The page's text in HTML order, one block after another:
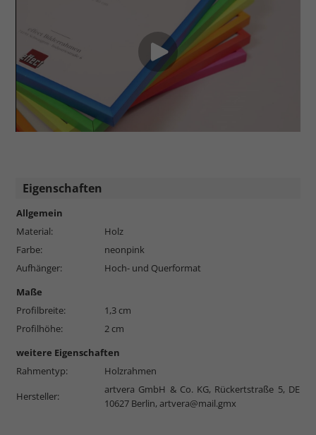
Eigenschaften
Allgemein
Material:
Holz
Farbe:
neonpink
Aufhänger:
Hoch- und Querformat
Maße
Profilbreite:
1,3 cm
Profilhöhe:
2 cm
weitere Eigenschaften
Rahmentyp:
Holzrahmen
Hersteller:
artvera GmbH & Co. KG, Rückertstraße 5, DE
10627 Berlin,artvera@mail.gmx